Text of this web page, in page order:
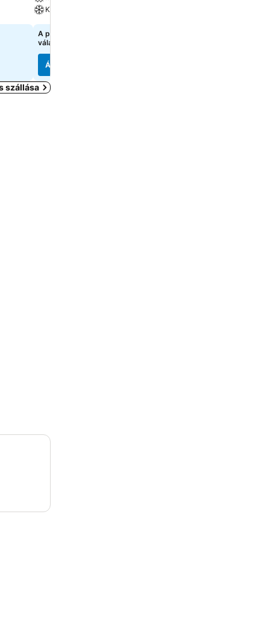
Klíma
A pontos árak megtekintéséhez
válasszon dátumokat
Árak megjelenítése
szállása